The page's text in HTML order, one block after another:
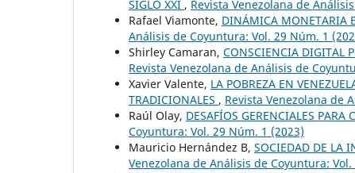
SIGLO XXI , Revista Venezolana de
Rafael Viamonte, DINÁMICA MONETARIA
Análisis de Coyuntura: Vol. 29 Núm. 1
Shirley Camaran, CONSCIENCIA DIGITAL
Revista Venezolana de Análisis de
Xavier Valente, LA POBREZA EN
TRADICIONALES , Revista Venezolana de
Raúl Olay, DESAFÍOS GERENCIALES PARA
Coyuntura: Vol. 29 Núm. 1 (2023)
Mauricio Hernández B, SOCIEDAD DE LA
Venezolana de Análisis de Coyuntura: